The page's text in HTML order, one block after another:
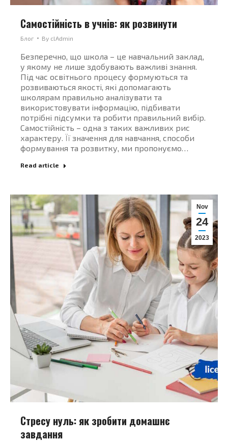
Самостійність в учнів: як розвинути
Блог By clAdmin
Безперечно, що школа – це навчальний заклад,
у якому не лише здобувають важливі знання.
Під час освітнього процесу формуються та
розвиваються якості, які допомагають
школярам правильно аналізувати та
використовувати інформацію, підбивати
потрібні підсумки та робити правильний вибір.
Самостійність – одна з таких важливих рис
характеру. Її значення для навчання, способи
формування та розвитку, ми пропонуємо…
Read article
Nov
24
2023
Стресу нуль: як зробити домашнє
завдання